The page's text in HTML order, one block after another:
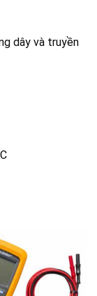
dây và truyền